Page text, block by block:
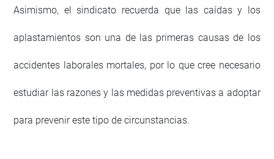
Asimismo, el sindicato recuerda que las caídas y los
aplastamientos son una de las primeras causas de los
accidentes laborales mortales, por lo que cree necesario
estudiar las razones y las medidas preventivas a adoptar
para prevenir este tipo de circunstancias.